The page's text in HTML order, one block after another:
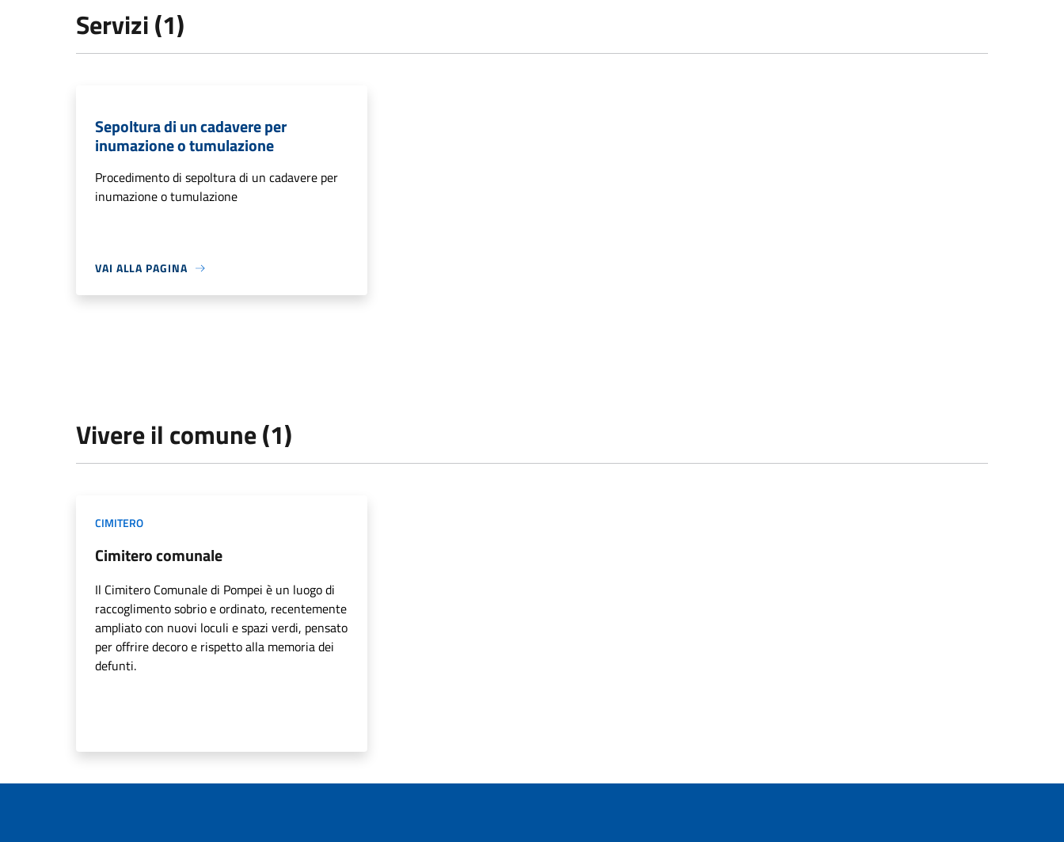
Servizi (1)
Sepoltura di un cadavere per
inumazione o tumulazione
Procedimento di sepoltura di un cadavere per
inumazione o tumulazione
VAI ALLA PAGINA
Vivere il comune (1)
CIMITERO
Cimitero comunale
Il Cimitero Comunale di Pompei è un luogo di
raccoglimento sobrio e ordinato, recentemente
ampliato con nuovi loculi e spazi verdi, pensato
per offrire decoro e rispetto alla memoria dei
defunti.